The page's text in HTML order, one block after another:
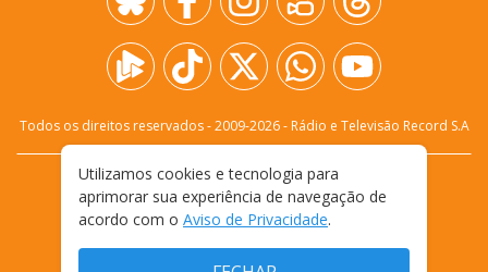
Todos os direitos reservados - 2009-2026- Rádio e Televisão Record S.A
FALE CONOSCO
PRIVACIDADE
TERMOS E CONDIÇÕES DE USO
Utilizamos cookies e tecnologia para
aprimorar sua experiência de navegação de
acordo com o Aviso de Privacidade.